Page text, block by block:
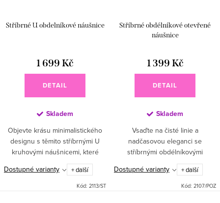
Stříbrné U obdelníkové náušnice
1 699 Kč
DETAIL
Skladem
Objevte krásu minimalistického
designu s těmito stříbrnými U
kruhovými náušnicemi, které
zaujmou svým originálním tvarem,
hladkým lesklým povrchem a
nadčasovým stylem. Jejich...
Dostupné varianty + další
Kód: 2113/ST
Stříbrné obdélníkové otevřené
náušnice
1 399 Kč
DETAIL
Skladem
Vsaďte na čisté linie a
nadčasovou eleganci se
stříbrnými obdélníkovými
kruhovými náušnicemi, které
zaujmou svým hladkým lesklým
povrchem a moderním
Dostupné varianty + další
Kód: 2107/POZ